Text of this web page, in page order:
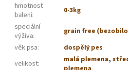
hmotnost
balení:
0-3kg
speciální
výživa: grain free
věk psa:
dospělý pes
velikost: malá plemena,